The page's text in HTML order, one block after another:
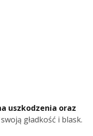
uszkodzenia oraz
gładkość i blask.